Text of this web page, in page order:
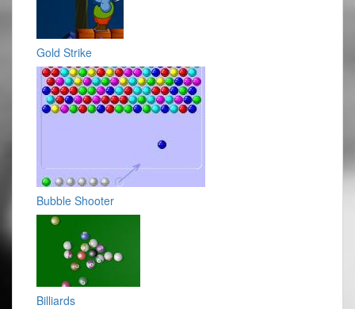
Gold Strike
Bubble Shooter
Billiards